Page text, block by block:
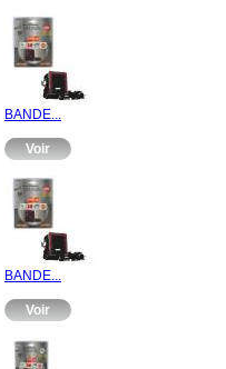
BANDE...
Voir
BANDE...
Voir